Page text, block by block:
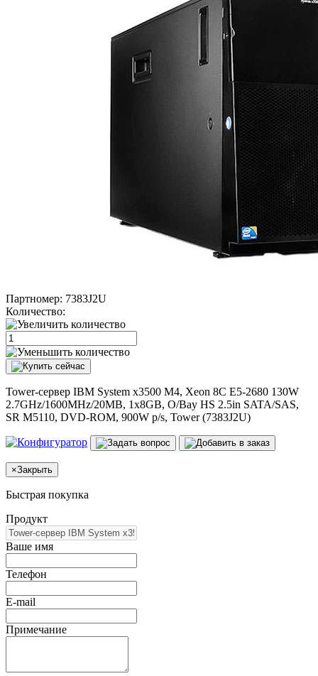
Партномер: 7383J2U
Количество:
Tower-сервер IBM System x3500 M4, Xeon 8C E5-2680 130W
2.7GHz/1600MHz/20MB, 1x8GB, O/Bay HS 2.5in SATA/SAS,
SR M5110, DVD-ROM, 900W p/s, Tower (7383J2U)
×Закрыть
Быстрая покупка
Продукт
Ваше имя
Телефон
E-mail
Примечание